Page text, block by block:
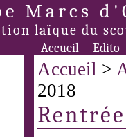
Marcs
laïque du
Accueil Edito
Accueil >
2018